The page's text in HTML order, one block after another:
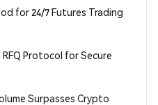
for 24/7 Futures Trading
Protocol for Secure
Surpasses Crypto